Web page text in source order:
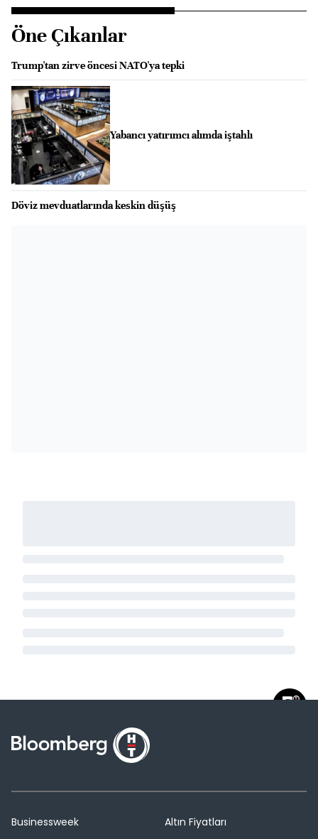
Öne Çıkanlar
Trump'tan zirve öncesi NATO'ya tepki
Yabancı yatırımcı alımda iştahlı
Döviz mevduatlarında keskin düşüş
Businessweek
Altın Fiyatları